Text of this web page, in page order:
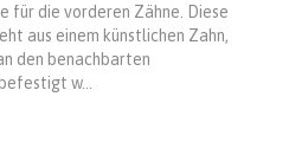
für die vorderen Zähne. Diese
aus einem künstlichen Zahn,
den benachbarten
w...